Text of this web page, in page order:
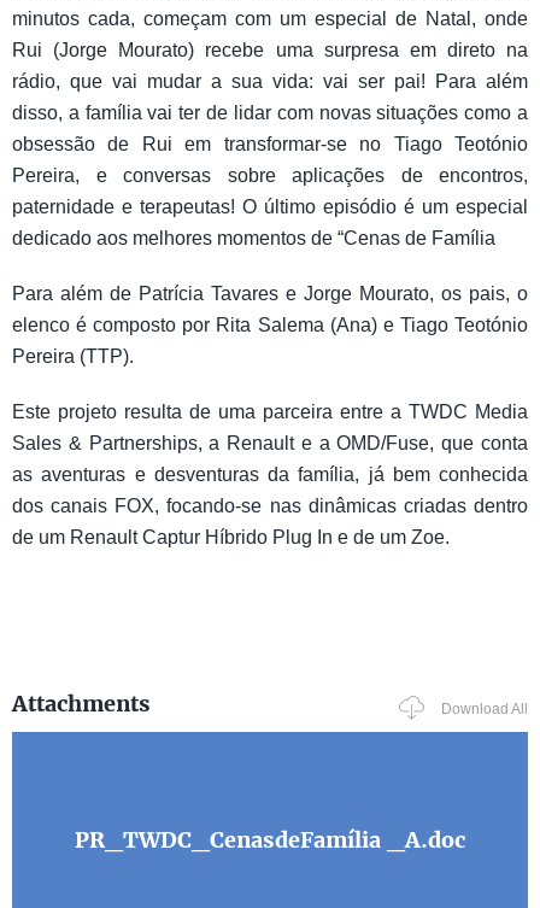
minutos cada, começam com um especial de Natal, onde
Rui (Jorge Mourato) recebe uma surpresa em direto na
rádio, que vai mudar a sua vida: vai ser pai! Para além
disso, a família vai ter de lidar com novas situações como a
obsessão de Rui em transformar-se no Tiago Teotónio
Pereira, e conversas sobre aplicações de encontros,
paternidade e terapeutas! O último episódio é um especial
dedicado aos melhores momentos de “Cenas de Família
Para além de Patrícia Tavares e Jorge Mourato, os pais, o
elenco é composto por Rita Salema (Ana) e Tiago Teotónio
Pereira (TTP).
Este projeto resulta de uma parceira entre a TWDC Media
Sales & Partnerships, a Renault e a OMD/Fuse, que conta
as aventuras e desventuras da família, já bem conhecida
dos canais FOX, focando-se nas dinâmicas criadas dentro
de um Renault Captur Híbrido Plug In e de um Zoe.
Attachments Download All
PR_TWDC_CenasdeFamília _A.doc